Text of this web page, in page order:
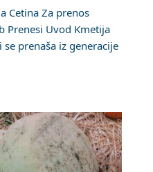
Cetina Za prenos
Prenesi Uvod Kmetija
prenaša iz generacije